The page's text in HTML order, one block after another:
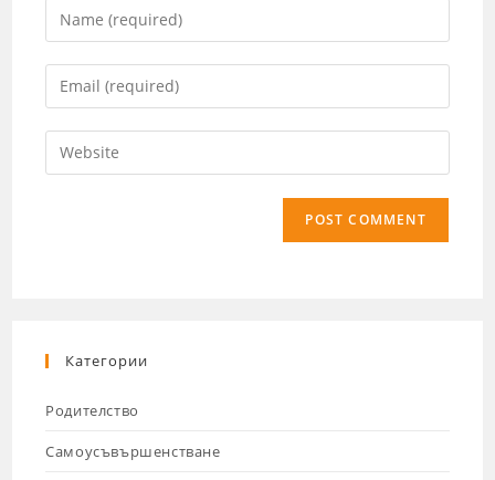
Категории
Родителство
Самоусъвършенстване